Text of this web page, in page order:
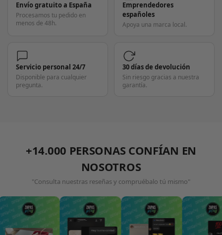
Envío gratuito a España
Procesamos tu pedido en
menos de 48h.
Emprendedores
españoles
Apoya una marca local.
Servicio personal 24/7
Disponible para cualquier
pregunta.
30 días de devolución
Sin riesgo gracias a nuestra
garantía.
+14.000 PERSONAS CONFÍAN EN
NOSOTROS
"Consulta nuestras reseñas y compruébalo tú mismo"